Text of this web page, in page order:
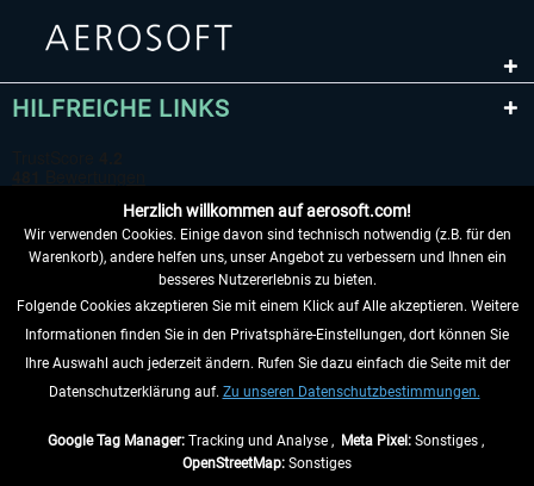
HILFREICHE LINKS
VERTRAG WIDERRUFEN
INFORMATIONEN
Herzlich willkommen auf aerosoft.com!
Wir verwenden Cookies. Einige davon sind technisch notwendig (z.B. für den
Warenkorb), andere helfen uns, unser Angebot zu verbessern und Ihnen ein
besseres Nutzererlebnis zu bieten.
Folgende Cookies akzeptieren Sie mit einem Klick auf Alle akzeptieren. Weitere
Informationen finden Sie in den Privatsphäre-Einstellungen, dort können Sie
Ihre Auswahl auch jederzeit ändern. Rufen Sie dazu einfach die Seite mit der
Datenschutzerklärung auf. Zu unseren Datenschutzbestimmungen.
Google Tag Manager:Tracking und Analyse , Meta Pixel:Sonstiges ,
OpenStreetMap: Sonstiges